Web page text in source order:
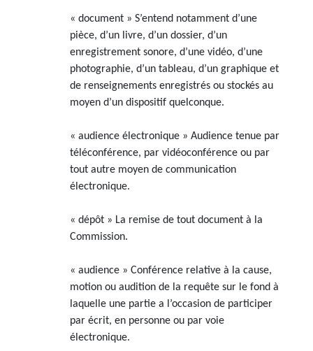
« document » S’entend notamment d’une
pièce, d’un livre, d’un dossier, d’un
enregistrement sonore, d’une vidéo, d’une
photographie, d’un tableau, d’un graphique et
de renseignements enregistrés ou stockés au
moyen d’un dispositif quelconque.
« audience électronique » Audience tenue par
téléconférence, par vidéoconférence ou par
tout autre moyen de communication
électronique.
« dépôt » La remise de tout document à la
Commission.
« audience » Conférence relative à la cause,
motion ou audition de la requête sur le fond à
laquelle une partie a l’occasion de participer
par écrit, en personne ou par voie
électronique.